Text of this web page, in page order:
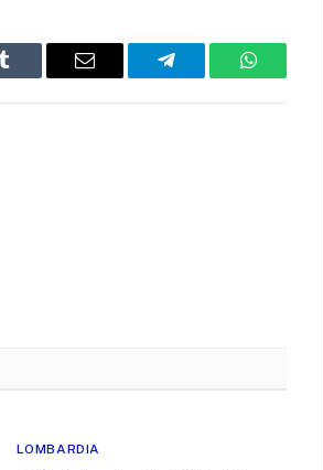
Tumblr Email Telegram WhatsApp
LOMBARDIA